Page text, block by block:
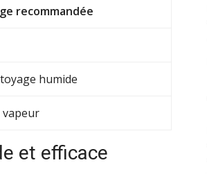
recommandée
humide
vapeur
et efficace